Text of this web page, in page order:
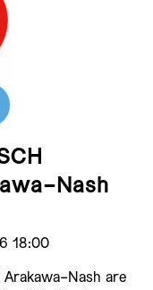
Nash
18:00
Nash are